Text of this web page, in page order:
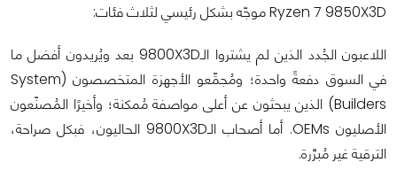
Ryzen 7 9850X3D موجّه بشكل رئيسي لثلاث فئات:
اللاعبون الجُدد الذين لم يشتروا الـ9800X3D بعد ويُريدون أفضل ما
في السوق دفعةً واحدة؛ ومُجمِّعو الأجهزة المتخصصون (System
Builders) الذين يبحثون عن أعلى مواصفة مُمكنة؛ وأخيرًا المُصنّعون
الأصليون OEMs. أما أصحاب الـ9800X3D الحاليون، فبكل صراحة،
الترقية غير مُبرَّرة.